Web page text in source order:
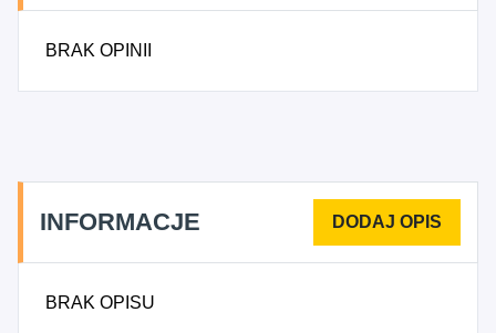
wykopów i wierceń geologiczno-inżynierskich,
Zakładanie stolarki budowlanej, 4333Z -
Posadzkarstwo; tapetowanie i oblicowywanie
Montaż izolacji, 4324Z - Wykonywanie pozostałych
BRAK OPINII
INFORMACJE
BRAK OPISU